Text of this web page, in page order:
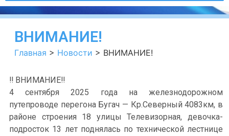
ВНИМАНИЕ!
Главная > Новости > ВНИМАНИЕ!
‼ ВНИМАНИЕ‼
4 сентября 2025 года на железнодорожном
путепроводе перегона Бугач — Кр.Северный 4083км, в
районе строения 18 улицы Телевизорная, девочка-
подросток 13 лет поднялась по технической лестнице